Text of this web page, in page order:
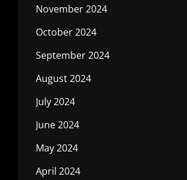
November 2024
October 2024
September 2024
August 2024
July 2024
June 2024
May 2024
April 2024